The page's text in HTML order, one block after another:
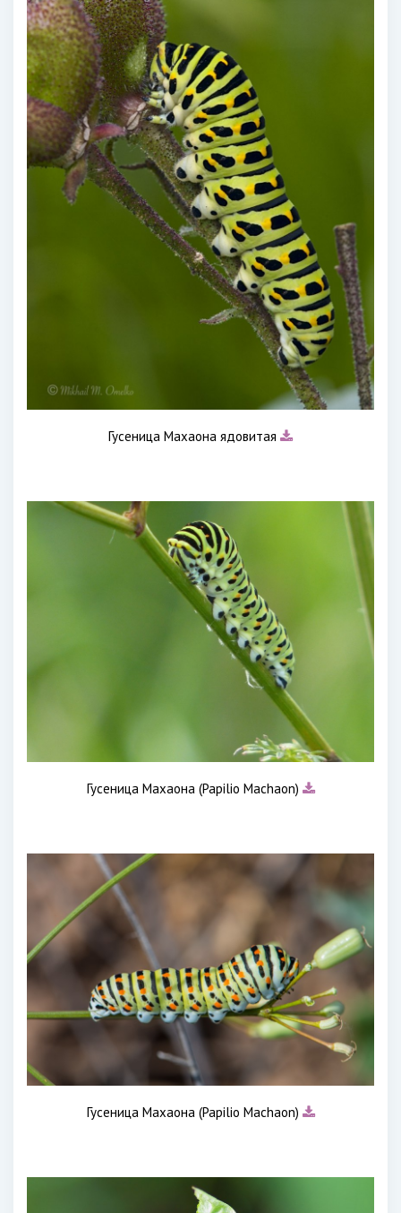
Гусеница Махаона ядовитая
Гусеница Махаона (Papilio Machaon)
Гусеница Махаона (Papilio Machaon)